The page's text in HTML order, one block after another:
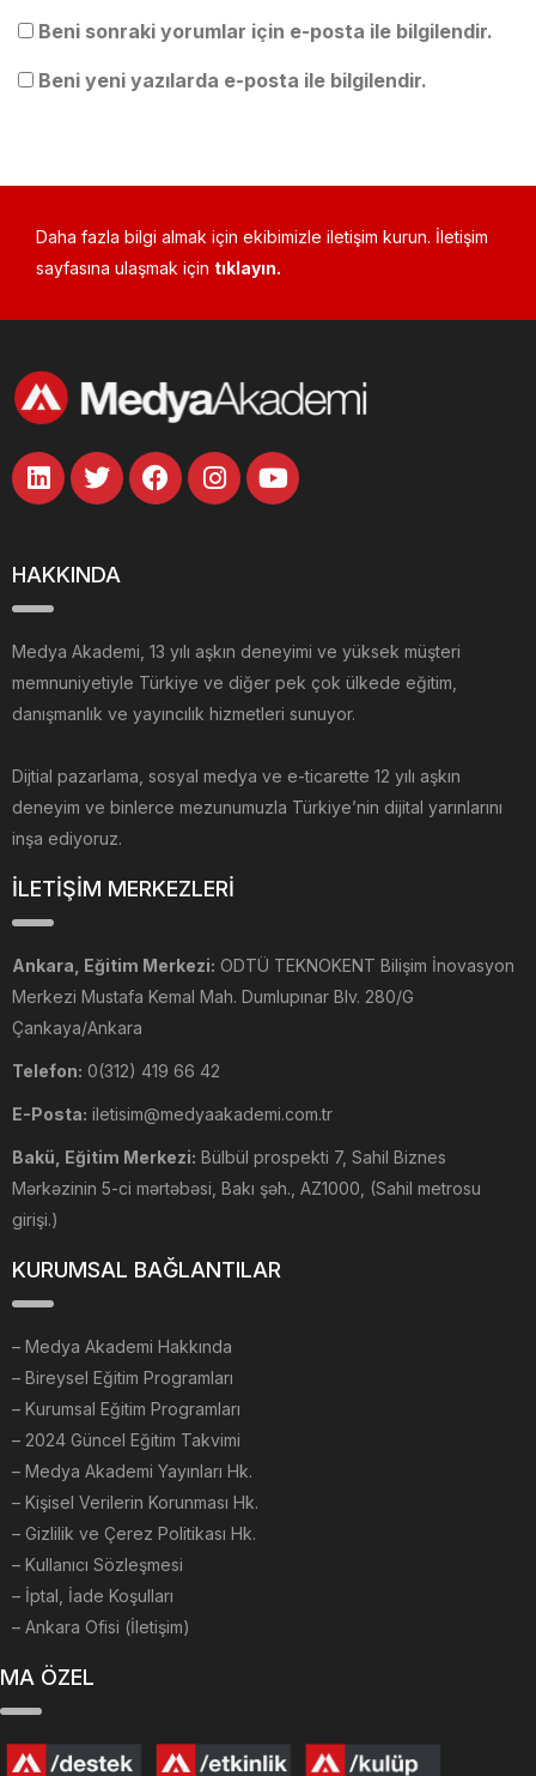
Beni sonraki yorumlar için e-posta ile bilgilendir.
Beni yeni yazılarda e-posta ile bilgilendir.
Daha fazla bilgi almak için ekibimizle iletişim kurun. İletişim
sayfasına ulaşmak için tıklayın.
HAKKINDA
Medya Akademi, 13 yılı aşkın deneyimi ve yüksek müşteri
memnuniyetiyle Türkiye ve diğer pek çok ülkede eğitim,
danışmanlık ve yayıncılık hizmetleri sunuyor.
Dijtial pazarlama, sosyal medya ve e-ticarette 12 yılı aşkın
deneyim ve binlerce mezunumuzla Türkiye’nin dijital yarınlarını
inşa ediyoruz.
İLETİŞİM MERKEZLERİ
Ankara, Eğitim Merkezi: ODTÜ TEKNOKENT Bilişim İnovasyon
Merkezi Mustafa Kemal Mah. Dumlupınar Blv. 280/G
Çankaya/Ankara
Telefon: 0(312) 419 66 42
E-Posta: iletisim@medyaakademi.com.tr
Bakü, Eğitim Merkezi: Bülbül prospekti 7, Sahil Biznes
Mərkəzinin 5-ci mərtəbəsi, Bakı şəh., AZ1000, (Sahil metrosu
girişi.)
KURUMSAL BAĞLANTILAR
– Medya Akademi Hakkında
– Bireysel Eğitim Programları
– Kurumsal Eğitim Programları
– 2024 Güncel Eğitim Takvimi
– Medya Akademi Yayınları Hk.
– Kişisel Verilerin Korunması Hk.
– Gizlilik ve Çerez Politikası Hk.
– Kullanıcı Sözleşmesi
– İptal, İade Koşulları
– Ankara Ofisi (İletişim)
MA ÖZEL